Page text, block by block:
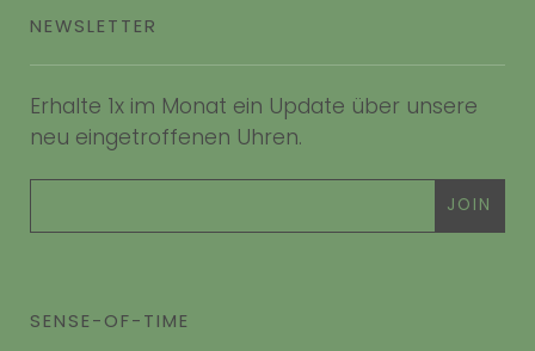
NEWSLETTER
Erhalte 1x im Monat ein Update über unsere
neu eingetroffenen Uhren.
SENSE-OF-TIME